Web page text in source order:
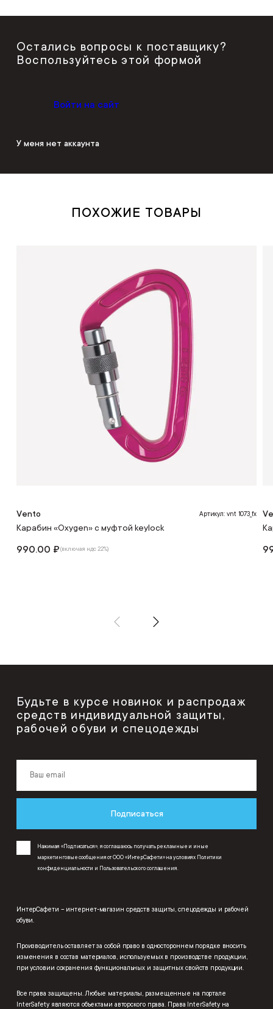
Остались вопросы к поставщику?
Воспользуйтесь этой формой
Войти на сайт
У меня нет аккаунта
ПОХОЖИЕ ТОВАРЫ
Vento Артикул: vnt 1073_fx
Карабин «Oxygen» с муфтой keylock
990.00 ₽(включая ндс 22%)
Будьте в курсе новинок и распродаж
средств индивидуальной защиты,
рабочей обуви и спецодежды
Подписаться
Нажимая «Подписаться», я соглашаюсь получать рекламные и иные
маркетинговые сообщения от ООО «ИнтерСафети» на условиях Политики
конфиденциальности и Пользовательского соглашения
ИнтерСафети – интернет-магазин средств защиты, спецодежды и рабочей
обуви.
Производитель оставляет за собой право в одностороннем порядке вносить
изменения в состав материалов, используемых в производстве продукции,
при условии сохранения функциональных и защитных свойств продукции.
Все права защищены. Любые материалы, размещенные на портале
InterSafety являются объектами авторского права. Права InterSafety на